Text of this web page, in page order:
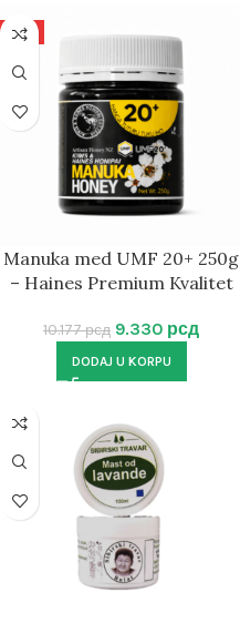
-8%
Manuka med UMF 20+ 250g
– Haines Premium Kvalitet
10.177рсд 9.330 рсд
DODAJ U KORPU